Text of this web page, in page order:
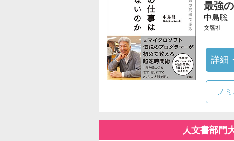
最強
中島聡
文響社
詳細
ノ
人文書部門